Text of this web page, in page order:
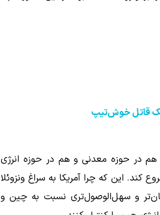
یک قاتل خوش‌تیپ
هم در حوزه معدنی و هم در حوزه انرژی
کند. این که چرا آمریکا به سراغ ونزوئلا
و سهل‌الوصول‌تری نسبت به چین و